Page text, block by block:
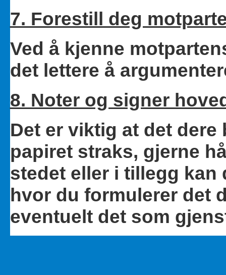
7. Forestill deg
Ved å kjenne
det lettere å
8. Noter og signer
Det er viktig at det
papiret straks, gjerne
stedet eller i tillegg kan
hvor du formulerer det
eventuelt det som